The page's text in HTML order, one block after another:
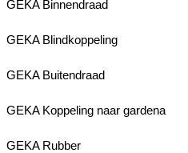
GEKA Binnendraad
GEKA Blindkoppeling
GEKA Buitendraad
GEKA Koppeling naar gardena
GEKA Rubber